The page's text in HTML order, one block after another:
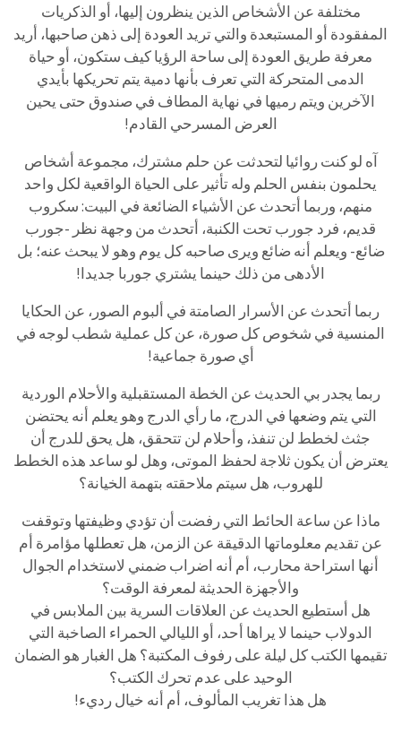
مختلفة عن الأشخاص الذين ينظرون إليها، أو الذكريات
المفقودة أو المستبعدة والتي تريد العودة إلى ذهن صاحبها، أريد
معرفة طريق العودة إلى ساحة الرؤيا كيف ستكون، أو حياة
الدمى المتحركة التي تعرف بأنها دمية يتم تحريكها بأيدي
الآخرين ويتم رميها في نهاية المطاف في صندوق حتى يحين
العرض المسرحي القادم!
آه لو كنت روائيا لتحدثت عن حلم مشترك، مجموعة أشخاص
يحلمون بنفس الحلم وله تأثير على الحياة الواقعية لكل واحد
منهم، وربما أتحدث عن الأشياء الضائعة في البيت: سكروب
قديم، فرد جورب تحت الكنبة، أتحدث من وجهة نظر -جورب
ضائع- ويعلم أنه ضائع ويرى صاحبه كل يوم وهو لا يبحث عنه؛ بل
الأدهى من ذلك حينما يشتري جوربا جديدا!
ربما أتحدث عن الأسرار الصامتة في ألبوم الصور، عن الحكايا
المنسية في شخوص كل صورة، عن كل عملية شطب لوجه في
أي صورة جماعية!
ربما يجدر بي الحديث عن الخطة المستقبلية والأحلام الوردية
التي يتم وضعها في الدرج، ما رأي الدرج وهو يعلم أنه يحتضن
جثث لخطط لن تنفذ، وأحلام لن تتحقق، هل يحق للدرج أن
يعترض أن يكون ثلاجة لحفظ الموتى، وهل لو ساعد هذه الخطط
للهروب، هل سيتم ملاحقته بتهمة الخيانة؟
ماذا عن ساعة الحائط التي رفضت أن تؤدي وظيفتها وتوقفت
عن تقديم معلوماتها الدقيقة عن الزمن، هل تعطلها مؤامرة أم
أنها استراحة محارب، أم أنه اضراب ضمني لاستخدام الجوال
والأجهزة الحديثة لمعرفة الوقت؟
هل أستطيع الحديث عن العلاقات السرية بين الملابس في
الدولاب حينما لا يراها أحد، أو الليالي الحمراء الصاخبة التي
تقيمها الكتب كل ليلة على رفوف المكتبة؟ هل الغبار هو الضمان
الوحيد على عدم تحرك الكتب؟
هل هذا تغريب المألوف، أم أنه خيال رديء!